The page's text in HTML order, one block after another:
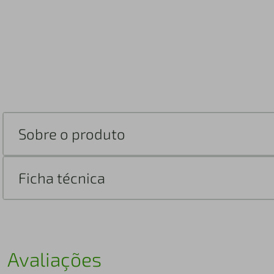
Sobre o produto
Ficha técnica
Avaliações